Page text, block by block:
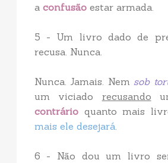
a confusãoestar armada.
5 - Um livro dado de
recusa. Nunca.
Nunca. Jamais. Nem sob
um viciado recusando
contrárioquanto mais
mais ele desejará
6 - Não dou um livro